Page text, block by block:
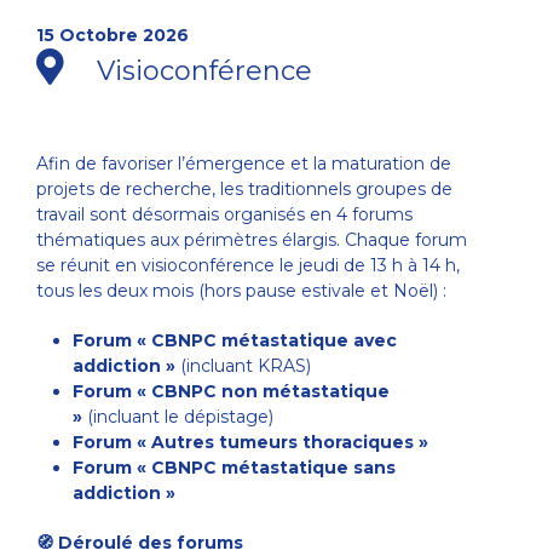
15 Octobre 2026
Visioconférence
Afin de favoriser l’émergence et la maturation de
projets de recherche, les traditionnels groupes de
travail sont désormais organisés en 4 forums
thématiques aux périmètres élargis. Chaque forum
se réunit en visioconférence le jeudi de 13 h à 14 h,
tous les deux mois (hors pause estivale et Noël) :
Forum « CBNPC métastatique avec
addiction » (incluant KRAS)
Forum « CBNPC non métastatique
» (incluant le dépistage)
Forum « Autres tumeurs thoraciques »
Forum « CBNPC métastatique sans
addiction »
🧭 Déroulé des forums